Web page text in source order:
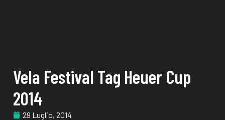
Vela Festival Tag Heuer Cup
2014
29 Luglio, 2014